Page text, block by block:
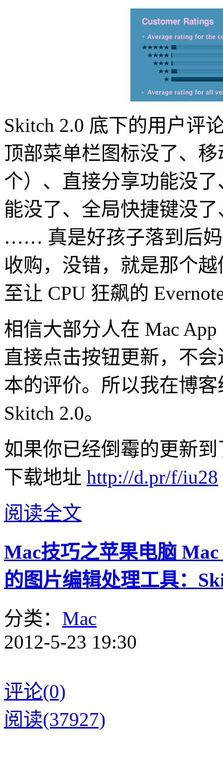
Skitch 2.0 底下的用户评
顶部菜单栏图标没了、
个）、直接分享功能没了
能没了、全局快捷键没
…… 真是好孩子落到后妈
收购，没错，就是那个
至让 CPU 狂飙的
相信大部分人在 Mac
直接点击按钮更新，不
本的评价。所以我在博
Skitch 2.0。
如果你已经倒霉的更新到
下载地址 http://d.pr/f/iu28
阅读全文
Mac技巧之苹果电脑
的图片编辑处理工具：
分类： Mac
2012-5-23 19:30
评论(0)
阅读(37927)